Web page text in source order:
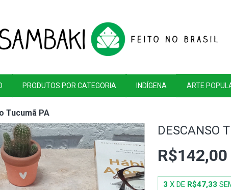
PRODUTOS POR CATEGORIA INDÍGENA ARTE
Tucumã PA
DESCANSO
R$142,00
3 X DE R$47,33